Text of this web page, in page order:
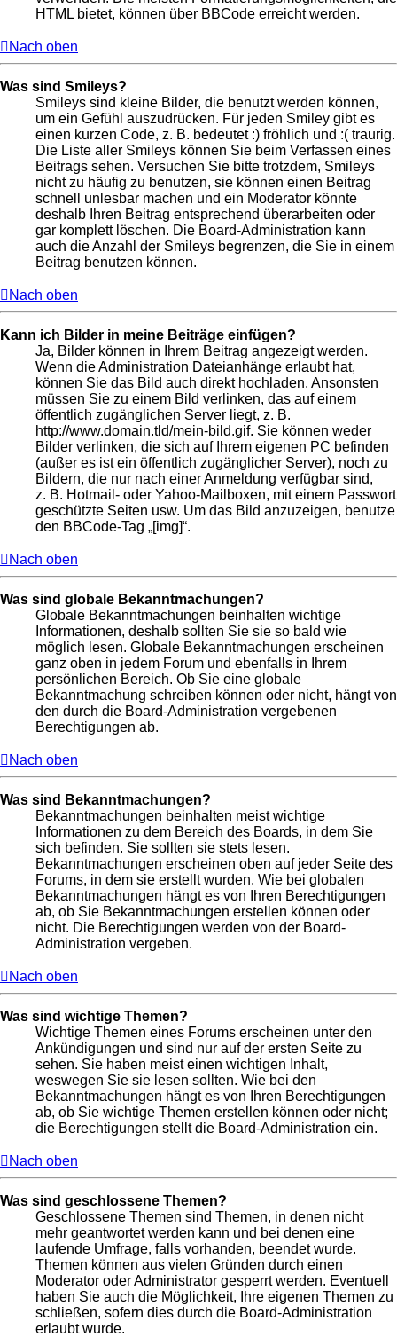
HTML bietet, können über BBCode erreicht werden.
Nach oben
Was sind Smileys?
Smileys sind kleine Bilder, die benutzt werden können,
um ein Gefühl auszudrücken. Für jeden Smiley gibt es
einen kurzen Code, z. B. bedeutet :) fröhlich und :( traurig.
Die Liste aller Smileys können Sie beim Verfassen eines
Beitrags sehen. Versuchen Sie bitte trotzdem, Smileys
nicht zu häufig zu benutzen, sie können einen Beitrag
schnell unlesbar machen und ein Moderator könnte
deshalb Ihren Beitrag entsprechend überarbeiten oder
gar komplett löschen. Die Board-Administration kann
auch die Anzahl der Smileys begrenzen, die Sie in einem
Beitrag benutzen können.
Nach oben
Kann ich Bilder in meine Beiträge einfügen?
Ja, Bilder können in Ihrem Beitrag angezeigt werden.
Wenn die Administration Dateianhänge erlaubt hat,
können Sie das Bild auch direkt hochladen. Ansonsten
müssen Sie zu einem Bild verlinken, das auf einem
öffentlich zugänglichen Server liegt, z. B.
http://www.domain.tld/mein-bild.gif. Sie können weder
Bilder verlinken, die sich auf Ihrem eigenen PC befinden
(außer es ist ein öffentlich zugänglicher Server), noch zu
Bildern, die nur nach einer Anmeldung verfügbar sind,
z. B. Hotmail- oder Yahoo-Mailboxen, mit einem Passwort
geschützte Seiten usw. Um das Bild anzuzeigen, benutze
den BBCode-Tag „[img]“.
Nach oben
Was sind globale Bekanntmachungen?
Globale Bekanntmachungen beinhalten wichtige
Informationen, deshalb sollten Sie sie so bald wie
möglich lesen. Globale Bekanntmachungen erscheinen
ganz oben in jedem Forum und ebenfalls in Ihrem
persönlichen Bereich. Ob Sie eine globale
Bekanntmachung schreiben können oder nicht, hängt von
den durch die Board-Administration vergebenen
Berechtigungen ab.
Nach oben
Was sind Bekanntmachungen?
Bekanntmachungen beinhalten meist wichtige
Informationen zu dem Bereich des Boards, in dem Sie
sich befinden. Sie sollten sie stets lesen.
Bekanntmachungen erscheinen oben auf jeder Seite des
Forums, in dem sie erstellt wurden. Wie bei globalen
Bekanntmachungen hängt es von Ihren Berechtigungen
ab, ob Sie Bekanntmachungen erstellen können oder
nicht. Die Berechtigungen werden von der Board-
Administration vergeben.
Nach oben
Was sind wichtige Themen?
Wichtige Themen eines Forums erscheinen unter den
Ankündigungen und sind nur auf der ersten Seite zu
sehen. Sie haben meist einen wichtigen Inhalt,
weswegen Sie sie lesen sollten. Wie bei den
Bekanntmachungen hängt es von Ihren Berechtigungen
ab, ob Sie wichtige Themen erstellen können oder nicht;
die Berechtigungen stellt die Board-Administration ein.
Nach oben
Was sind geschlossene Themen?
Geschlossene Themen sind Themen, in denen nicht
mehr geantwortet werden kann und bei denen eine
laufende Umfrage, falls vorhanden, beendet wurde.
Themen können aus vielen Gründen durch einen
Moderator oder Administrator gesperrt werden. Eventuell
haben Sie auch die Möglichkeit, Ihre eigenen Themen zu
schließen, sofern dies durch die Board-Administration
erlaubt wurde.